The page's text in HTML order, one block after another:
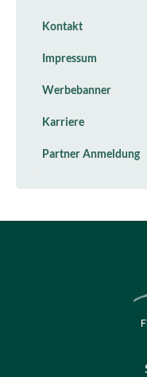
Kontakt
Impressum
Werbebanner
Karriere
Partner Anmeldung